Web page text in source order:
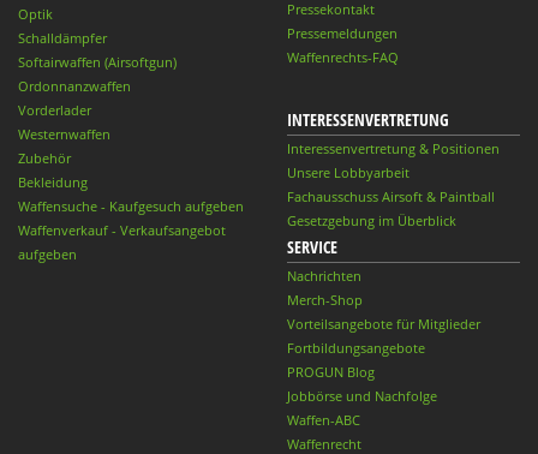
Optik
Schalldämpfer
Softairwaffen (Airsoftgun)
Ordonnanzwaffen
Vorderlader
Westernwaffen
Zubehör
Bekleidung
Waffensuche - Kaufgesuch aufgeben
Waffenverkauf - Verkaufsangebot
aufgeben
Pressekontakt
Pressemeldungen
Waffenrechts-FAQ
INTERESSENVERTRETUNG
Interessenvertretung & Positionen
Unsere Lobbyarbeit
Fachausschuss Airsoft & Paintball
Gesetzgebung im Überblick
SERVICE
Nachrichten
Merch-Shop
Vorteilsangebote für Mitglieder
Fortbildungsangebote
PROGUN Blog
Jobbörse und Nachfolge
Waffen-ABC
Waffenrecht